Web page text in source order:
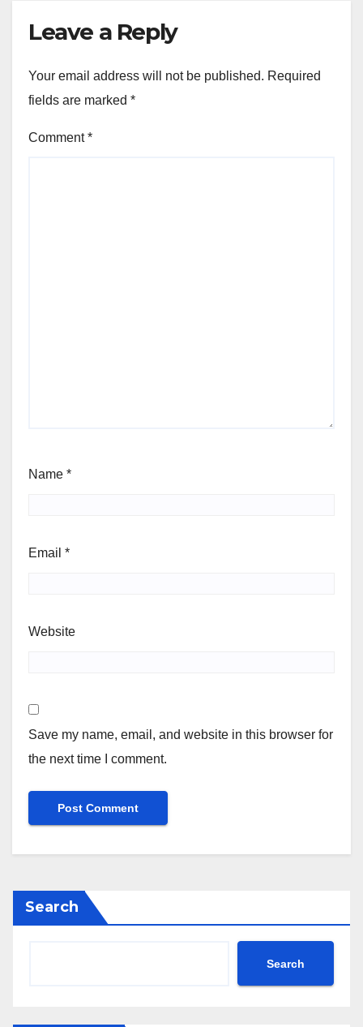
Leave a Reply
Your email address will not be published. Required
fields are marked *
Comment*
Name *
Email *
Website
Save my name, email, and website in this browser for
the next time I comment.
Search
Search